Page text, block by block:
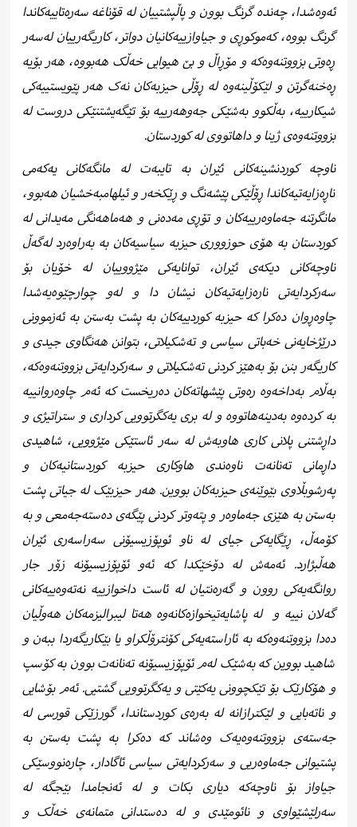
ئەوەشدا، چەندە گرنگ بوون و پاڵپشتییان لە قۆناغە سەرەتاییەکاندا
گرنگ بووە، کەموکوڕی و جیاوازییەکانیان دواتر، کاریگەرییان لەسەر
ڕەوتی بزووتنەوەکە و مۆڕاڵ و بێ هیوایی خەڵک هەبووە، هەر بۆیە
ڕەخنەگرتن و لێکۆڵینەوە لە ڕۆڵی حیزبەکان نەک هەر پێویستییەکی
شیکارییە، بەڵکوو بەشێکی جەوهەرییە بۆ تێگەیشتنێکی دروست لە
بزووتنەوەی ژینا و داهاتووی لە کوردستان.
ناوچە کوردنشینەکانی ئێران بە تایبەت لە مانگەکانی یەکەمی
ناڕەزایەتیەکاندا ڕۆڵێکی پێشەنگ و ڕێکخەر و ئیلهامبەخشیان هەبوو،
مانگرتنە جەماوەرییەکان و تۆڕی مەدەنی و هەماهەنگی مەیدانی لە
کوردستان بە هۆی حوزووری حیزبە سیاسیەکان بە بەراوەرد لەگەڵ
ناوچەکانی دیکەی ئێران، توانایەکی مێژووییان لە خۆیان بۆ
سەرکردایەتی نارەزایەتیەکان نیشان دا و لەو چوارچێوەیەشدا
چاوەڕوان دەکرا کە حیزبە کوردییەکان بە پشت بەستن بە ئەزموونی
درێژخایەنی خەباتی سیاسی و تەشکیلاتی، بتوانن هەنگاوی جیدی و
کاریگەر بنن بۆ بەهێز کردنی تەشکیلاتی و سەرکردایەتی بزووتنەوەکە،
بەڵام بەداخەوە رەوتی پێشهاتەکان دەریخست کە ئەم چاوەروانییە
بە کردەوە بەدینەهاتووە و لە بری یەکگرتوویی کرداری و ستراتیژی و
داڕشتنی پلانی کاری هاوبەش لە سەر ئاستێکی مێژوویی، شاهیدی
داڕمانی تەنانەت ناوەندی هاوکاری حیزبە کوردستانیەکان و
پەرشوبڵاوی بێوێنەی حیزبەکان بووین. هەر حیزبێک لە جیاتی پشت
بەستن بە هێزی جەماوەر و پتەوتر کردنی پێگەی دەستەجەمعی و بە
کۆمەڵ، ڕێگایەکی جیای لە ناو ئوپۆزیسیۆنی سەراسەری ئێران
هەڵبژارد. ئەمەش لە دۆخێکدا کە ئەو ئۆپۆزیسیۆنە زۆر جار
روانگەیەکی روون و گەرەنتیان لە ئاست داخوازییە نەتەوەییەکانی
گەلان نییە و لە پاشایەتیخوازەکانەوە هەتا لیبرالیزمەکان هەوڵیان
دەدا بزووتنەوەکە بە ئاراستەیەکی کۆنترۆڵکراو یا بێکاریگەردا ببەن و
شاهید بووین کە بەشێک لەم ئۆپۆزیسیۆنە تەنانەت بوون بە کۆسپ
و هۆکارێک بۆ تێکچوونی یەکێتی و یەکگرتوویی گشتیی. ئەم بۆشایی
و ناتەبایی و لێکترازانە لە بەرەی کوردستاندا، گورزێکی قورسی لە
جەستەی بزووتنەوەیەک وەشاند کە دەکرا بە پشت بەستن بە
پشتیوانی جەماوەریی و سەرکردایەتی سیاسی ئاگادار، چارەنووسێکی
جیاواز بۆ ناوچەکە دیاری بکات و لە ئەنجامدا بێجگە لە
سەرلێشێواوی و نائومێدی و لە دەستدانی متمانەی خەڵک و